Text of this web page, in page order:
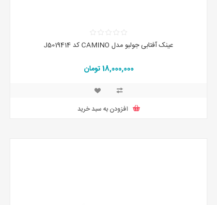
عینک آفتابی جولبو مدل CAMINO کد J5019414
18,000,000 تومان
افزودن به سبد خرید